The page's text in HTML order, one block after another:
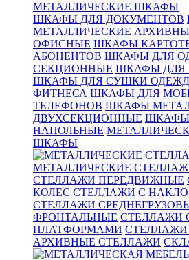
МЕТАЛЛИЧЕСКИЕ ШКАФЫ
ШКАФЫ ДЛЯ ДОКУМЕНТОВ
МЕТАЛЛИЧЕСКИЕ
ОФИСНЫЕ ШКАФЫ
АБОНЕНТОВ ШКАФЫ ДЛЯ
СЕКЦИОННЫЕ ШКАФЫ ДЛЯ
ШКАФЫ ДЛЯ СУШКИ
ФИТНЕСА ШКАФЫ ДЛЯ
ТЕЛЕФОНОВ ШКАФЫ
ДВУХСЕКЦИОННЫЕ ШКАФЫ
НАПОЛЬНЫЕ
ШКАФЫ
МЕТАЛЛИЧЕСКИЕ
СТЕЛЛАЖИ ПЕРЕДВИЖНЫЕ
КОЛЕС СТЕЛЛАЖИ С
СТЕЛЛАЖИ
ФРОНТАЛЬНЫЕ СТЕЛЛАЖИ
ПЛАТФОРМАМИ
АРХИВНЫЕ СТЕЛЛАЖИ